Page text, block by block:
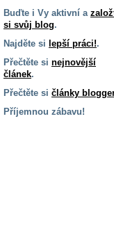
Buďte i Vy aktivní a
si svůj blog.
Najděte si lepší práci!.
Přečtěte si nejnovější
článek.
Přečtěte si články
Příjemnou zábavu!